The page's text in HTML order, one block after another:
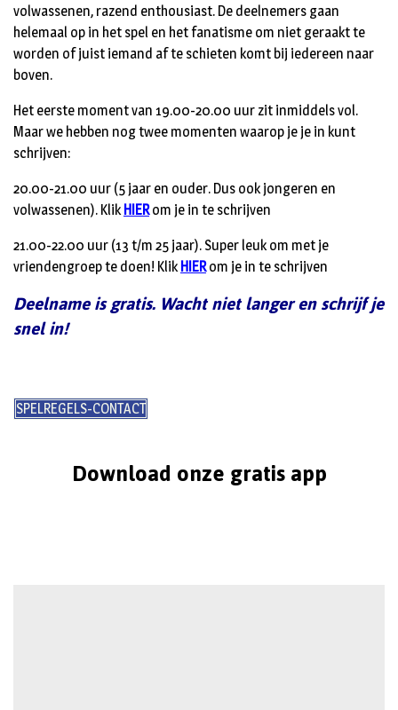
volwassenen, razend enthousiast. De deelnemers gaan
helemaal op in het spel en het fanatisme om niet geraakt te
worden of juist iemand af te schieten komt bij iedereen naar
boven.
Het eerste moment van 19.00-20.00 uur zit inmiddels vol.
Maar we hebben nog twee momenten waarop je je in kunt
schrijven:
20.00-21.00 uur (5 jaar en ouder. Dus ook jongeren en
volwassenen). Klik HIERom je in te schrijven
21.00-22.00 uur (13 t/m 25 jaar). Super leuk om met je
vriendengroep te doen! Klik HIERom je in te schrijven
Deelname is gratis. Wacht niet langer en schrijf je
snel in!
SPELREGELS-CONTACT
Download onze gratis app